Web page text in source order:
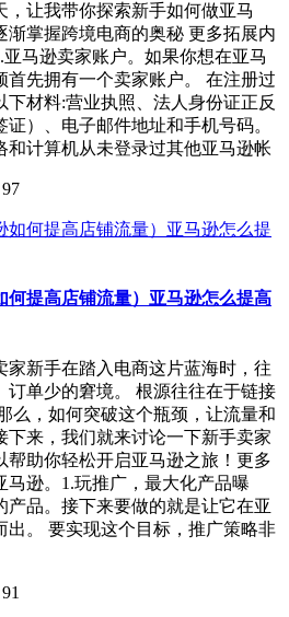
，让我带你探索新手如何做亚马
渐掌握跨境电商的奥秘 更多拓展内
马逊卖家账户。如果你想在亚马
首先拥有一个卖家账户。 在注册过
下材料:营业执照、法人身份证正反
）、电子邮件地址和手机号码。
和计算机从未登录过其他亚马逊帐
97
何提高店铺流量）亚马逊怎么提高
家新手在踏入电商这片蓝海时，往
订单少的窘境。 根源往往在于链接
么，如何突破这个瓶颈，让流量和
下来，我们就来讨论一下新手卖家
帮助你轻松开启亚马逊之旅！更多
马逊。1.玩推广，最大化产品曝
产品。接下来要做的就是让它在亚
出。 要实现这个目标，推广策略非
91